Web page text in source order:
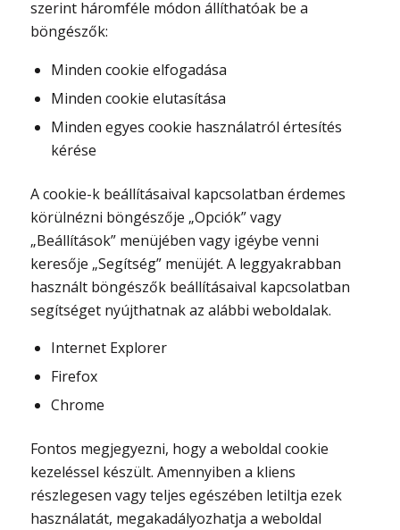
szerint háromféle módon állíthatóak be a
böngészők:
Minden cookie elfogadása
Minden cookie elutasítása
Minden egyes cookie használatról értesítés
kérése
A cookie-k beállításaival kapcsolatban érdemes
körülnézni böngészője „Opciók” vagy
„Beállítások” menüjében vagy igéybe venni
keresője „Segítség” menüjét. A leggyakrabban
használt böngészők beállításaival kapcsolatban
segítséget nyújthatnak az alábbi weboldalak.
Internet Explorer
Firefox
Chrome
Fontos megjegyezni, hogy a weboldal cookie
kezeléssel készült. Amennyiben a kliens
részlegesen vagy teljes egészében letiltja ezek
használatát, megakadályozhatja a weboldal